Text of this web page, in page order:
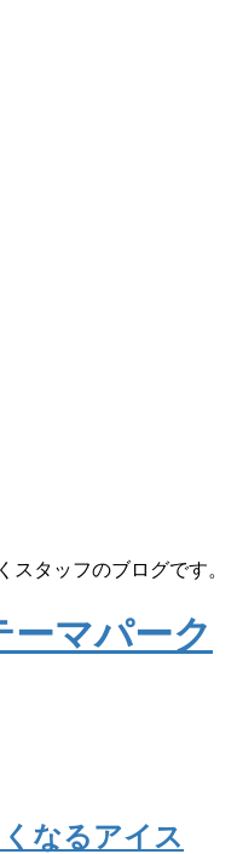
スタッフのブログです。
ーマパーク
なるアイス